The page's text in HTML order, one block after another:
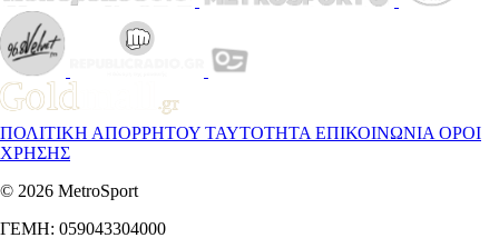
ΠΟΛΙΤΙΚΗ ΑΠΟΡΡΗΤΟΥ ΤΑΥΤΟΤΗΤΑ ΕΠΙΚΟΙΝΩΝΙΑ ΟΡΟΙ
ΧΡΗΣΗΣ
© 2026 MetroSport
ΓΕΜΗ: 059043304000